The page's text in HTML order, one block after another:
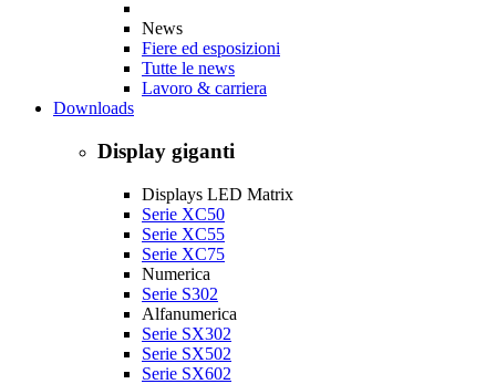
News
Fiere ed esposizioni
Tutte le news
Lavoro & carriera
Downloads
Display giganti
Displays LED Matrix
Serie XC50
Serie XC55
Serie XC75
Numerica
Serie S302
Alfanumerica
Serie SX302
Serie SX502
Serie SX602